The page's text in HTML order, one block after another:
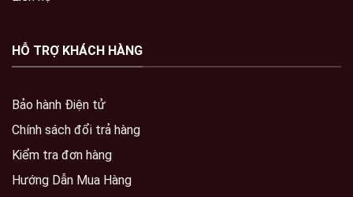
HỖ TRỢ KHÁCH HÀNG
Bảo hành Điện tử
Chính sách đổi trả hàng
Kiểm tra đơn hàng
Hướng Dẫn Mua Hàng